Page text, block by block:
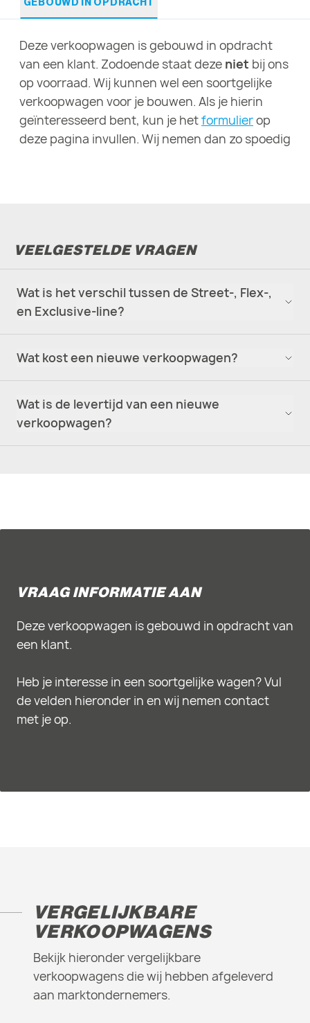
Deze verkoopwagen is gebouwd in opdracht
van een klant. Zodoende staat deze niet bij ons
op voorraad. Wij kunnen wel een soortgelijke
verkoopwagen voor je bouwen. Als je hierin
geïnteresseerd bent, kun je hetformulierop
deze pagina invullen. Wij nemen dan zo spoedig
VEELGESTELDE VRAGEN
Wat is het verschil tussen de Street-, Flex-,
en Exclusive-line?
Wat kost een nieuwe verkoopwagen?
Wat is de levertijd van een nieuwe
verkoopwagen?
VRAAG INFORMATIE AAN
Deze verkoopwagen is gebouwd in opdracht van
een klant.
Heb je interesse in een soortgelijke wagen? Vul
de velden hieronder in en wij nemen contact
met je op.
VERGELIJKBARE
VERKOOPWAGENS
Bekijk hieronder vergelijkbare
verkoopwagens die wij hebben afgeleverd
aan marktondernemers.